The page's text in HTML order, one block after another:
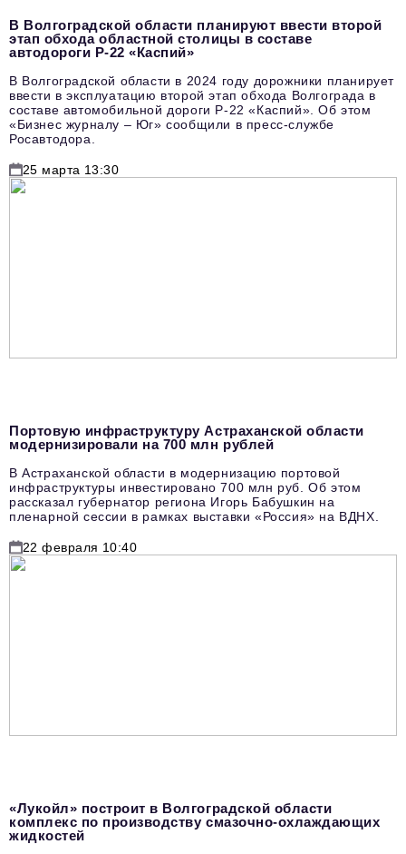
В Волгоградской области планируют ввести второй
этап обхода областной столицы в составе
автодороги Р-22 «Каспий»
В Волгоградской области в 2024 году дорожники планирует
ввести в эксплуатацию второй этап обхода Волгограда в
составе автомобильной дороги Р-22 «Каспий». Об этом
«Бизнес журналу – Юг» сообщили в пресс-службе
Росавтодора.
25 марта 13:30
Портовую инфраструктуру Астраханской области
модернизировали на 700 млн рублей
В Астраханской области в модернизацию портовой
инфраструктуры инвестировано 700 млн руб. Об этом
рассказал губернатор региона Игорь Бабушкин на
пленарной сессии в рамках выставки «Россия» на ВДНХ.
22 февраля 10:40
«Лукойл» построит в Волгоградской области
комплекс по производству смазочно-охлаждающих
жидкостей